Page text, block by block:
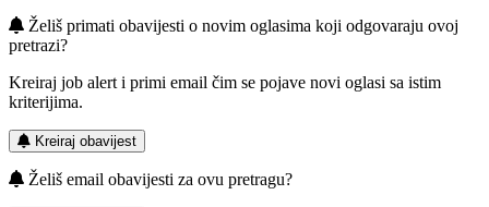
Želiš primati obavijesti o novim oglasima koji odgovaraju ovoj
pretrazi?
Kreiraj job alert i primi email čim se pojave novi oglasi sa istim
kriterijima.
Kreiraj obavijest
Želiš email obavijesti za ovu pretragu?